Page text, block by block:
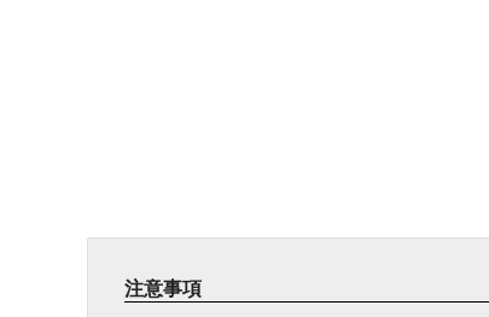
注意事項